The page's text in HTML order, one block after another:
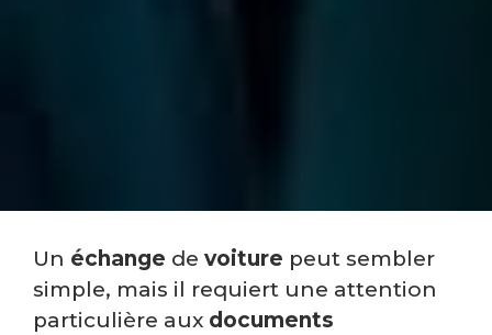
Un échange de voiture peut sembler
simple, mais il requiert une attention
particulière aux documents